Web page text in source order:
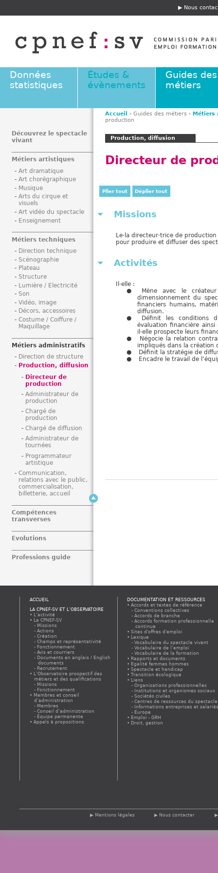
E
t
ê
e
Nous
Données
statistiques
Études &
évènements
Guides des
métiers
V
o
u
s
ê
e
s
Accueil › Guides des métiers ›
production
Production, diffusion
Directeur de
Plier tout Déplier tout
Missions
Le·la directeur·trice de
pour produire et diffuser des
Activités
Il·elle :
Mène avec le
dimensionnement du
financiers humains,
diffusion.
Définit les conditions
évaluation financière
il·elle prospecte leurs
Négocie la relation
impliqués dans la création
Définit la stratégie de
Encadre le travail de
Découvrez le spectacle
vivant
Métiers artistiques
Art dramatique
Art chorégraphique
Musique
Arts du cirque et
visuels
Art vidéo du spectacle
Enseignement
Métiers techniques
Direction technique
Scénographie
Plateau
Structure
Lumière / Electricité
Son
Vidéo, image
Décors, accessoires
Costume / Coiffure /
Maquillage
Métiers administratifs
Direction de structure
Production, diffusion
Directeur de
production
Administrateur de
production
Chargé de
production
Chargé de diffusion
Administrateur de
tournées
Programmateur
artistique
Communication,
relations avec le public,
commercialisation,
billetterie, accueil
Compétences
transverses
Evolutions
Professions guide
ACCUEIL
LA CPNEF-SV ET L’OBSERVATOIRE
L’activité
La CPNEF-SV
Missions
Actions
Création
Champs et représentativité
Fonctionnement
Avis et courriers
Documents en anglais / English
documents
Recrutement
L’Observatoire prospectif des
métiers et des qualifications
Missions
Fonctionnement
Membres et conseil
d’administration
Membres
Conseil d’administration
Équipe permanente
Appels à propositions
DOCUMENTATION ET RESSOURCES
Accords et textes de référence
Conventions collectives
Accords de branche
Accords formation professionnelle
continue
Sites d'offres d'emploi
Lexique
Vocabulaire du spectacle vivant
Vocabulaire de l’emploi
Vocabulaire de la formation
Rapports et documents
Egalité femmes hommes
Spectacle et handicap
Transition écologique
Liens
Organisations professionnelles
Institutions et organismes sociaux
Sociétés civiles
Centres de ressources du spectacle
Informations entreprises et
Europe
Emploi - GRH
Droit, gestion
Mentions légales Nous contacter